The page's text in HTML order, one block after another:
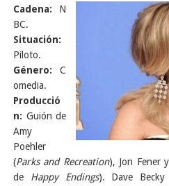
Cadena: N
BC.
Situación:
Piloto.
Género: C
omedia.
Producció
n: Guión de
Amy
Poehler
(Parks and Recreation), Jon Fener
de Happy Endings). Dave